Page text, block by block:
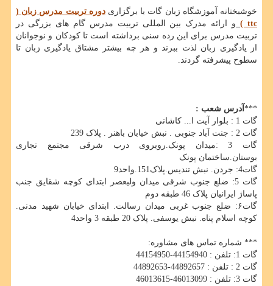
خوشبختانه آموزشگاه زبان گات با برگزاریدوره تربیت مدرس زبان (
ttc
) و ارائه مدرک بین المللی تربیت مدرس گام های بزرگی در
تربیت مدرس برای این رده سنی برداشته است تا کودکان و نوجوانان
از یادگیری زبان لذت ببرند و هر چه بیشتر مشتاق یادگیری زبان تا
سطوح پیشرفته گردند.
*** آدرس شعب :
گات 1 : بلوار آیت ا... کاشانی
گات 2 : جنت آباد جنوبی . نبش خیابان باهنر . پلاک 239
گات 3 :میدان پونک.روبروی درب شرقی مجتمع تجاری
بوستان.ساختمان پونک
گات4: جردن. نبش تندیس.پلاک151.واحد9
گات 5: ضلع جنوب شرقی میدان ولیعصر ابتدای کوچه شقایق جنب
پاساژ ایرانیان پلاک 46 طبقه دوم
گات۶: ضلع جنوب غربی میدان رسالت. ابتدای خیابان شهید مدنی.
کوچه اسلام پناه. نبش یوسفی. پلاک 20 طبقه 3 واحد4
*** شماره تماس های مشاوره:
گات 1: تلفن : 44154940-44154950
گات 2 : تلفن : 44892657-44892653
گات 3: تلفن : 46013099-46013615